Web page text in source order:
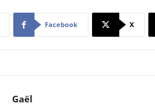
Facebook X
Gaël